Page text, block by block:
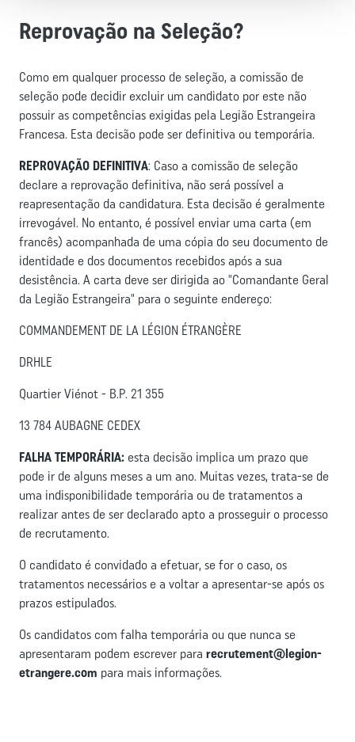
Reprovação na Seleção?
Como em qualquer processo de seleção, a comissão de
seleção pode decidir excluir um candidato por este não
possuir as competências exigidas pela Legião Estrangeira
Francesa. Esta decisão pode ser definitiva ou temporária.
REPROVAÇÃO DEFINITIVA: Caso a comissão de seleção
declare a reprovação definitiva, não será possível a
reapresentação da candidatura. Esta decisão é geralmente
irrevogável. No entanto, é possível enviar uma carta (em
francês) acompanhada de uma cópia do seu documento de
identidade e dos documentos recebidos após a sua
desistência. A carta deve ser dirigida ao "Comandante Geral
da Legião Estrangeira" para o seguinte endereço:
COMMANDEMENT DE LA LÉGION ÉTRANGÈRE
DRHLE
Quartier Viénot - B.P. 21 355
13 784 AUBAGNE CEDEX
FALHA TEMPORÁRIA: esta decisão implica um prazo que
pode ir de alguns meses a um ano. Muitas vezes, trata-se de
uma indisponibilidade temporária ou de tratamentos a
realizar antes de ser declarado apto a prosseguir o processo
de recrutamento.
O candidato é convidado a efetuar, se for o caso, os
tratamentos necessários e a voltar a apresentar-se após os
prazos estipulados.
Os candidatos com falha temporária ou que nunca se
apresentaram podem escrever para recrutement@legion-
etrangere.com para mais informações.